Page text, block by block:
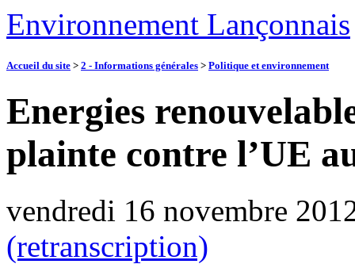
Environnement Lançonnais
Accueil du site > 2 - Informations générales > Politique et environnement
Energies
plainte contre l’UE
vendredi 16 novembre
(retranscription)